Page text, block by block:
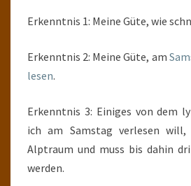
Erkenntnis 1: Meine Güte, wie
Erkenntnis 2: Meine Güte, am
lesen.
Erkenntnis 3: Einiges von dem
ich am Samstag verlesen
Alptraum und muss bis dahin
werden.